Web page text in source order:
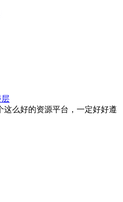
层
这么好的资源平台，一定好好遵